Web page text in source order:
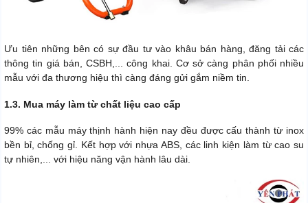
Ưu tiên những bên có sự đầu tư vào khâu bán hàng, đăng tải các
thông tin giá bán, CSBH,... công khai. Cơ sở càng phân phối nhiều
mẫu với đa thương hiệu thì càng đáng gửi gắm niềm tin.
1.3. Mua máy làm từ chất liệu cao cấp
99% các mẫu máy thịnh hành hiện nay đều được cấu thành từ inox
bền bỉ, chống gỉ. Kết hợp với nhựa ABS, các linh kiện làm từ cao su
tự nhiên,... với hiệu năng vận hành lâu dài.